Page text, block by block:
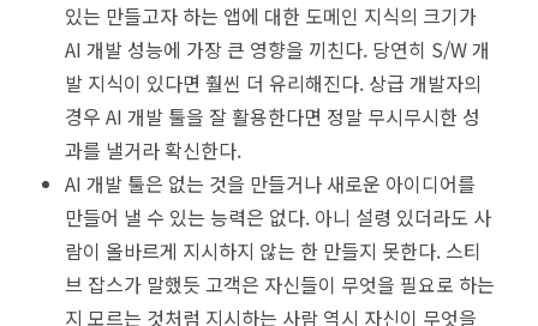
있는 만들고자 하는 앱에 대한 도메인 지식의 크기가
AI 개발 성능에 가장 큰 영향을 끼친다. 당연히 S/W 개
발 지식이 있다면 훨씬 더 유리해진다. 상급 개발자의
경우 AI 개발 툴을 잘 활용한다면 정말 무시무시한 성
과를 낼거라 확신한다.
AI 개발 툴은 없는 것을 만들거나 새로운 아이디어를
만들어 낼 수 있는 능력은 없다. 아니 설령 있더라도 사
람이 올바르게 지시하지 않는 한 만들지 못한다. 스티
브 잡스가 말했듯 고객은 자신들이 무엇을 필요로 하는
지 모르는 것처럼 지시하는 사람 역시 자신이 무엇을